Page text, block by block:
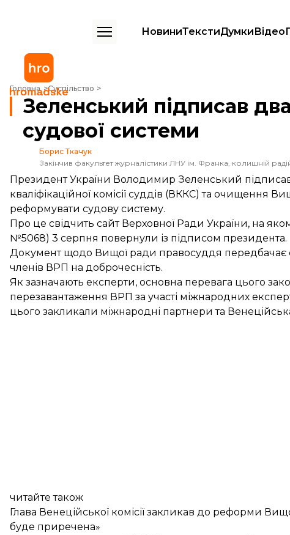
НовиниТекстиДумкиВідео
Головна Суспільство
Зеленський підписав два закони про реформу судової системи
Зеленський підписав
судової системи
Борис Ткачук
Закінчив факультет журналістики ЛНУ ім. Франка, колишній
Президент України Володимир Зеленський
кваліфікаційної комісії суддів (ВККС) та
реформувати судову систему.
Про це свідчить сайт Верховної Ради України, на
№5068) 3 серпня повернули із підписом президента.
Документ щодо Вищої ради правосуддя передбачає
членів ВРП на доброчесність.
Як зазначають експерти, основна перевага цього
перезавантаження ВРП за участі міжнародних
цього закликали міжнародні партнери та
читайте також
Глава Венеційської комісії закликав до реформи
буде приречена»